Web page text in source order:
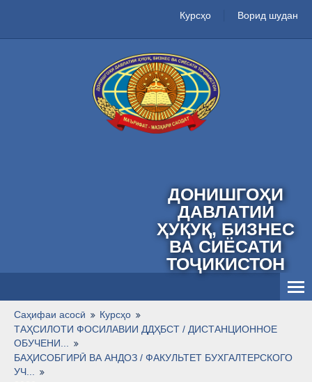
Курсҳо Ворид шудан
ДОНИШГОҲИ
ДАВЛАТИИ
ҲУҚУҚ, БИЗНЕС
ВА СИЁСАТИ
ТОҶИКИСТОН
Тоҷикӣ ‎(tj)‎
Саҳифаи асосӣ
Курсҳо
ТАҲСИЛОТИ ФОСИЛАВИИ ДДҲБСТ / ДИСТАНЦИОННОЕ
ОБУЧЕНИ...
БАҲИСОБГИРӢ ВА АНДОЗ / ФАКУЛЬТЕТ БУХГАЛТЕРСКОГО
УЧ...